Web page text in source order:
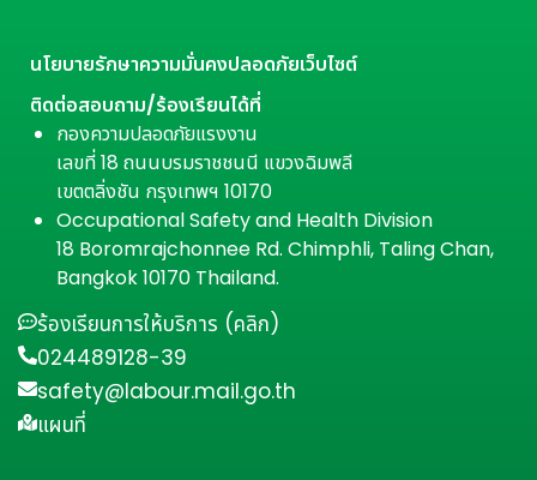
นโยบายรักษาความมั่นคงปลอดภัยเว็บไซต์
ติดต่อสอบถาม/ร้องเรียนได้ที่
กองความปลอดภัยแรงงาน
เลขที่ 18 ถนนบรมราชชนนี แขวงฉิมพลี
เขตตลิ่งชัน กรุงเทพฯ 10170
Occupational Safety and Health Division
18 Boromrajchonnee Rd. Chimphli, Taling Chan,
Bangkok 10170 Thailand.
ร้องเรียนการให้บริการ (คลิก)
024489128-39
safety@labour.mail.go.th
แผนที่